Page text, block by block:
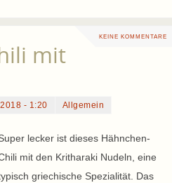
KEINE KOMMENTARE
mit
- 1:20 Allgemein
lecker ist dieses Hähnchen-
mit den Kritharaki Nudeln, eine
griechische Spezialität. Das